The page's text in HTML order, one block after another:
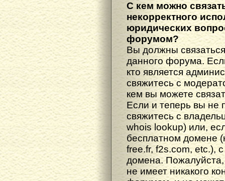
С кем можно
некорректного
юридических
форумом?
Вы должны
данного форума.
кто является
свяжитесь с
кем вы можете
Если и теперь вы не
свяжитесь с
whois lookup) или,
бесплатном домене
free.fr, f2s.com, etc.),
домена. Пожалуйста,
не имеет никакого